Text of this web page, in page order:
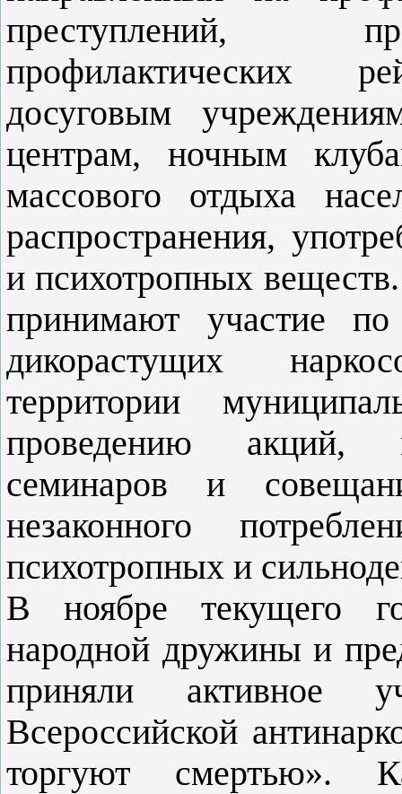
преступлений,
профилактических
досуговым
центрам, ночным
массового отдыха
распространения,
и психотропных
принимают участие
дикорастущих
территории
проведению акций,
семинаров и
незаконного
психотропных и
В ноябре текущего
народной дружины и
приняли активное
Всероссийской
торгуют смертью».